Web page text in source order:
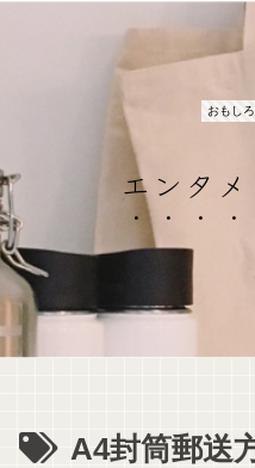
おもし
エンタ
A4封筒郵送